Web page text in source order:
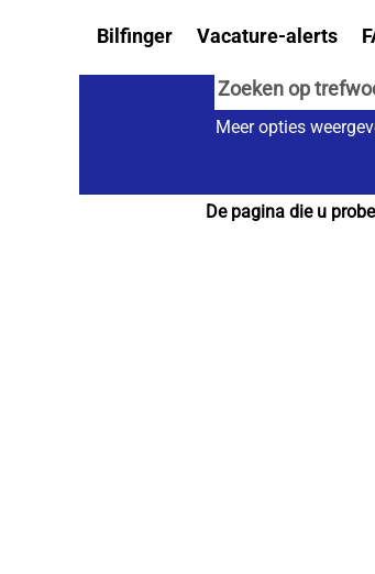
Bilfinger Vacature-alerts
Meer opties
De pagina die u